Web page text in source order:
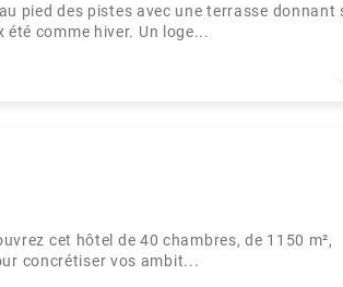
pied des pistes avec une terrasse donnant
comme hiver. Un loge...
cet hôtel de 40 chambres, de 1150 m²,
concrétiser vos ambit...